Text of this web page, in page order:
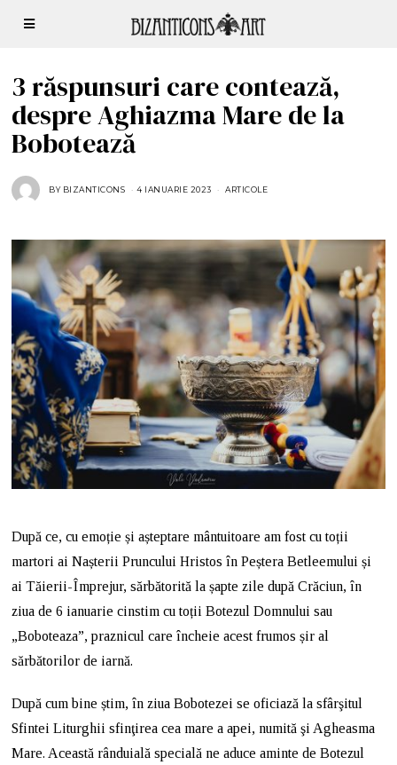
3 răspunsuri care contează,
despre Aghiazma Mare de la
Bobotează
BY BIZANTICONS 4 IANUARIE 2023
A
R
I
0
2
ARTICOLE
După ce, cu emoție și așteptare mântuitoare am fost cu toții
martori ai Nașterii Pruncului Hristos în Peștera Betleemului și
ai Tăierii-Împrejur, sărbătorită la șapte zile după Crăciun, în
ziua de 6 ianuarie cinstim cu toții Botezul Domnului sau
„Boboteaza”, praznicul care încheie acest frumos șir al
sărbătorilor de iarnă.
După cum bine știm, în ziua Bobotezei se oficiază la sfârşitul
Sfintei Liturghii sfinţirea cea mare a apei, numită şi Agheasma
Mare. Această rânduială specială ne aduce aminte de Botezul